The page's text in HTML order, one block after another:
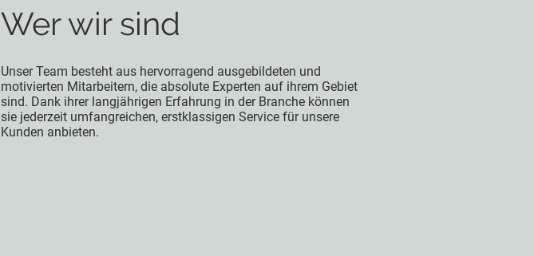
Wer wir sind
Unser Team besteht aus hervorragend ausgebildeten und
motivierten Mitarbeitern, die absolute Experten auf ihrem Gebiet
sind. Dank ihrer langjährigen Erfahrung in der Branche können
sie jederzeit umfangreichen, erstklassigen Service für unsere
Kunden anbieten.